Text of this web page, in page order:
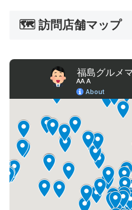
🗺️ 訪問店舗マップ